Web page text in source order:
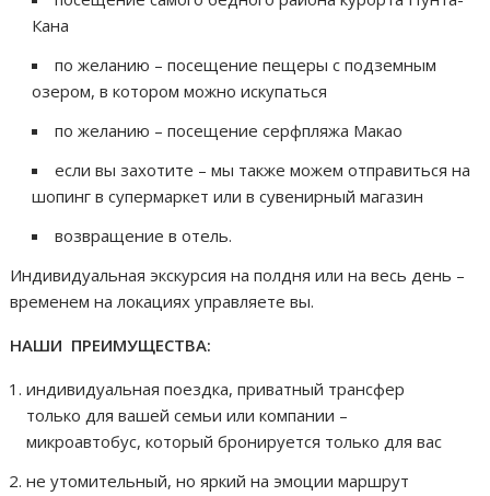
Кана
по желанию – посещение пещеры с подземным
озером, в котором можно искупаться
по желанию – посещение серфпляжа Макао
если вы захотите – мы также можем отправиться на
шопинг в супермаркет или в сувенирный магазин
возвращение в отель.
Индивидуальная экскурсия на полдня или на весь день –
временем на локациях управляете вы.
НАШИ ПРЕИМУЩЕСТВА:
индивидуальная поездка, приватный трансфер
только для вашей семьи или компании –
микроавтобус, который бронируется только для вас
не утомительный, но яркий на эмоции маршрут